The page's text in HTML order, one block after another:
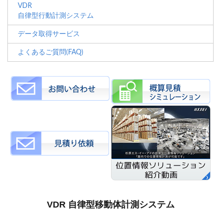
VDR
自律型行動計測システム
データ取得サービス
よくあるご質問(FAQ)
VDR 自律型移動体計測システム